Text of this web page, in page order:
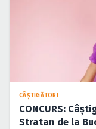
CÂŞTIGĂTORI
CONCURS:
Stratan de la